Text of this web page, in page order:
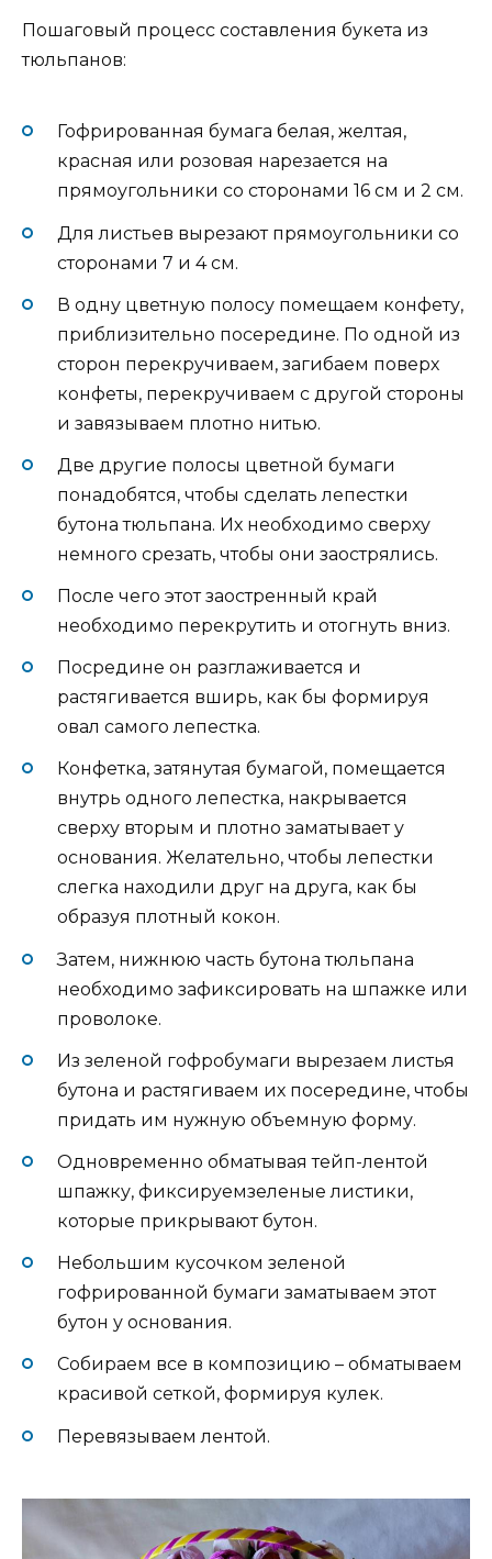
Пошаговый процесс составления букета из
тюльпанов:
Гофрированная бумага белая, желтая,
красная или розовая нарезается на
прямоугольники со сторонами 16 см и 2 см.
Для листьев вырезают прямоугольники со
сторонами 7 и 4 см.
В одну цветную полосу помещаем конфету,
приблизительно посередине. По одной из
сторон перекручиваем, загибаем поверх
конфеты, перекручиваем с другой стороны
и завязываем плотно нитью.
Две другие полосы цветной бумаги
понадобятся, чтобы сделать лепестки
бутона тюльпана. Их необходимо сверху
немного срезать, чтобы они заострялись.
После чего этот заостренный край
необходимо перекрутить и отогнуть вниз.
Посредине он разглаживается и
растягивается вширь, как бы формируя
овал самого лепестка.
Конфетка, затянутая бумагой, помещается
внутрь одного лепестка, накрывается
сверху вторым и плотно заматывает у
основания. Желательно, чтобы лепестки
слегка находили друг на друга, как бы
образуя плотный кокон.
Затем, нижнюю часть бутона тюльпана
необходимо зафиксировать на шпажке или
проволоке.
Из зеленой гофробумаги вырезаем листья
бутона и растягиваем их посередине, чтобы
придать им нужную объемную форму.
Одновременно обматывая тейп-лентой
шпажку, фиксируемзеленые листики,
которые прикрывают бутон.
Небольшим кусочком зеленой
гофрированной бумаги заматываем этот
бутон у основания.
Собираем все в композицию – обматываем
красивой сеткой, формируя кулек.
Перевязываем лентой.